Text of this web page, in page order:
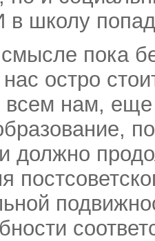
в школу
пока
остро
всем нам,
должно